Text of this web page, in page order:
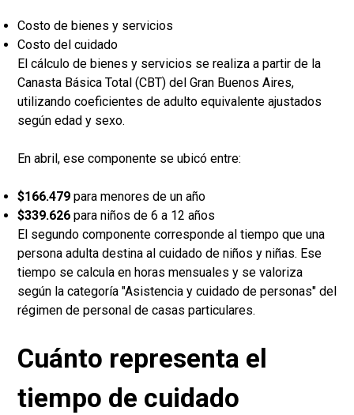
Costo de bienes y servicios
Costo del cuidado
El cálculo de bienes y servicios se realiza a partir de la
Canasta Básica Total (CBT) del Gran Buenos Aires,
utilizando coeficientes de adulto equivalente ajustados
según edad y sexo.
En abril, ese componente se ubicó entre:
$166.479 para menores de un año
$339.626 para niños de 6 a 12 años
El segundo componente corresponde al tiempo que una
persona adulta destina al cuidado de niños y niñas. Ese
tiempo se calcula en horas mensuales y se valoriza
según la categoría "Asistencia y cuidado de personas" del
régimen de personal de casas particulares.
Cuánto representa el
tiempo de cuidado